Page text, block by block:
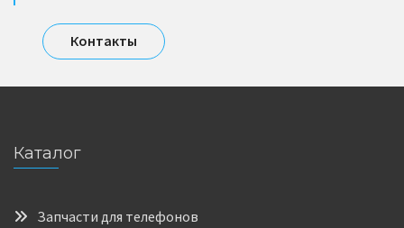
Контакты
Каталог
Запчасти для телефонов